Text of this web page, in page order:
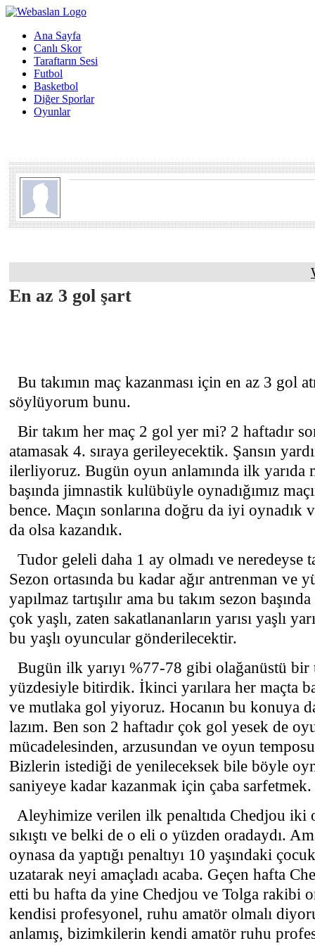
Ana Sayfa
Canlı Skor
Taraftarın Sesi
Futbol
Basketbol
Diğer Sporlar
Oyunlar
En az 3 gol şart
Bu takımın maç kazanması için en az 3 gol
söylüyorum bunu.
Bir takım her maç 2 gol yer mi? 2 haftadır
atamasak 4. sıraya gerileyecektik. Şansın
ilerliyoruz. Bugün oyun anlamında ilk yarıda
başında jimnastik kulübüyle oynadığımız
bence. Maçın sonlarına doğru da iyi oynadık
da olsa kazandık.
Tudor geleli daha 1 ay olmadı ve neredeyse
Sezon ortasında bu kadar ağır antrenman ve
yapılmaz tartışılır ama bu takım sezon
çok yaşlı, zaten sakatlananların yarısı yaşlı
bu yaşlı oyuncular gönderilecektir.
Bugün ilk yarıyı %77-78 gibi olağanüstü bir
yüzdesiyle bitirdik. İkinci yarılara her maçta
ve mutlaka gol yiyoruz. Hocanın bu konuya
lazım. Ben son 2 haftadır çok gol yesek de
mücadelesinden, arzusundan ve oyun
Bizlerin istediği de yenileceksek bile böyle
saniyeye kadar kazanmak için çaba sarfetmek.
Aleyhimize verilen ilk penaltıda Chedjou iki
sıkıştı ve belki de o eli o yüzden oradaydı.
oynasa da yaptığı penaltıyı 10 yaşındaki
uzatarak neyi amaçladı acaba. Geçen hafta
etti bu hafta da yine Chedjou ve Tolga rakibi
kendisi profesyonel, ruhu amatör olmalı
anlamış, bizimkilerin kendi amatör ruhu